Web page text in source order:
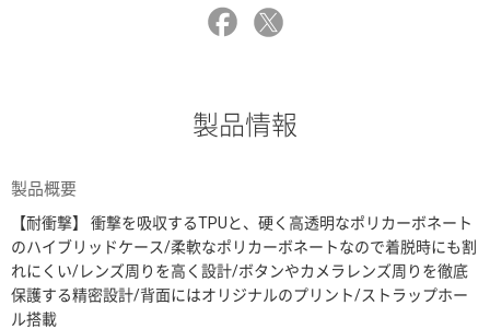
製品情報
製品概要
【耐衝撃】 衝撃を吸収するTPUと、硬く高透明なポリカーボネート
のハイブリッドケース/柔軟なポリカーボネートなので着脱時にも割
れにくい/レンズ周りを高く設計/ボタンやカメラレンズ周りを徹底
保護する精密設計/背面にはオリジナルのプリント/ストラップホー
ル搭載